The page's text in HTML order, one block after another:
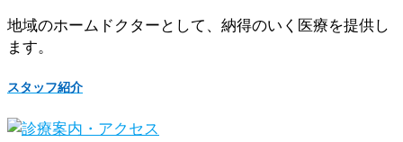
地域のホームドクターとして、納得のいく医療を提供し
ます。
スタッフ紹介